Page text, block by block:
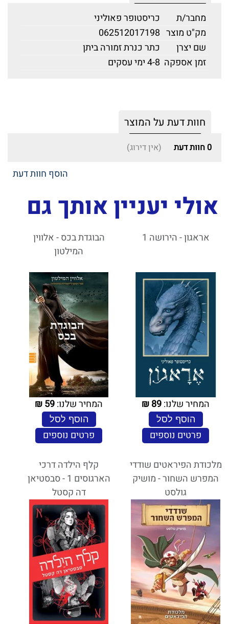
מחבר/ת
כריסטופר פאוליני
מק"ט מוצר 062512017198
שם יצרן
כתר כנרת זמורה ביתן
זמן אספקה 4-8 ימי עסקים
חוות דעת על המוצר
0 חוות דעת (אין דירוג)
הוסף חוות דעת
אולי יעניין אותך גם
אראגון - הירושה 1
המחיר שלנו:89
₪
הוסף לסל
פרטים נוספים
הבוגדת בכס - אלווין
המילטון
המחיר שלנו:59
₪
הוסף לסל
פרטים נוספים
מלכודת הפיראטים שודדי
המפרש השחור - מושיק
גולסט
קלף הילדה דרכי
הארגוסים 1 - סבסטיאן
דה קסטל